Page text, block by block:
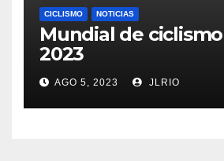
CICLISMO NOTICIAS
Mundial de
2023
AGO 5, 2023 JLRIO